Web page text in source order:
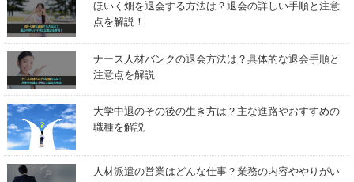
ほいく畑を退会する方法は？退会の詳しい手順と注意
点を解説！
ナース人材バンクの退会方法は？具体的な退会手順と
注意点を解説
大学中退のその後の生き方は？主な進路やおすすめの
職種を解説
人材派遣の営業はどんな仕事？業務の内容ややりがい